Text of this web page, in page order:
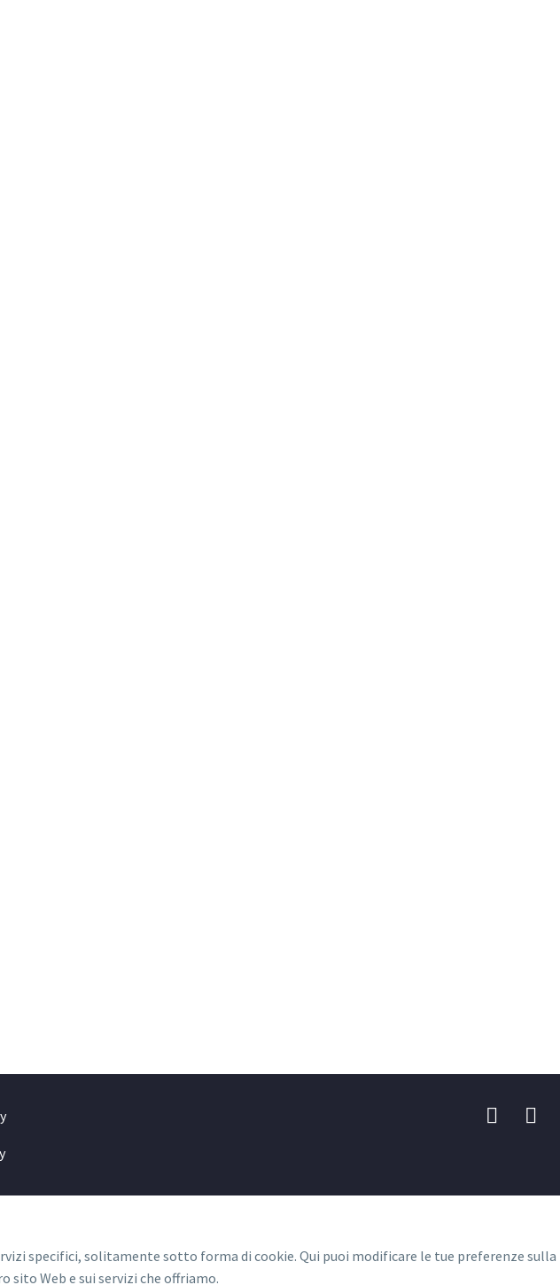
specifici, solitamente sotto forma di cookie. Qui puoi modificare le tue preferenze sulla
sito Web e sui servizi che offriamo.